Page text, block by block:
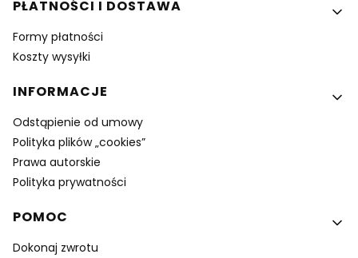
PŁATNOŚCI I DOSTAWA
Formy płatności
Koszty wysyłki
INFORMACJE
Odstąpienie od umowy
Polityka plików „cookies”
Prawa autorskie
Polityka prywatności
POMOC
Dokonaj zwrotu